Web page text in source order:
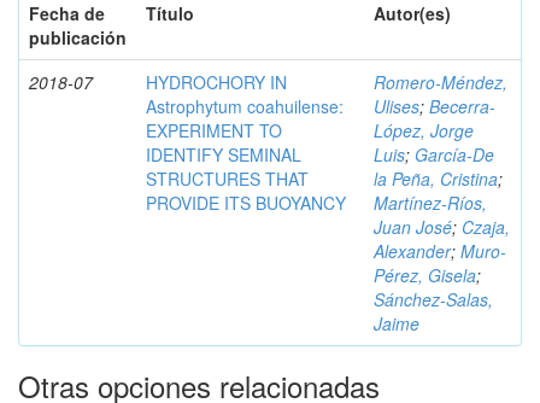
Fecha de
publicación
Título Autor(es)
2018-07
HYDROCHORY IN
Astrophytum coahuilense:
EXPERIMENT TO
IDENTIFY SEMINAL
STRUCTURES THAT
PROVIDE ITS BUOYANCY
Romero-Méndez,
Ulises; Becerra-
López, Jorge
Luis; García-De
la Peña, Cristina;
Martínez-Ríos,
Juan José; Czaja,
Alexander; Muro-
Pérez, Gisela;
Sánchez-Salas,
Jaime
Otras opciones relacionadas